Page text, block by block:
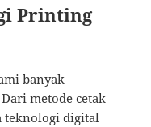
Printing
banyak
metode cetak
teknologi digital